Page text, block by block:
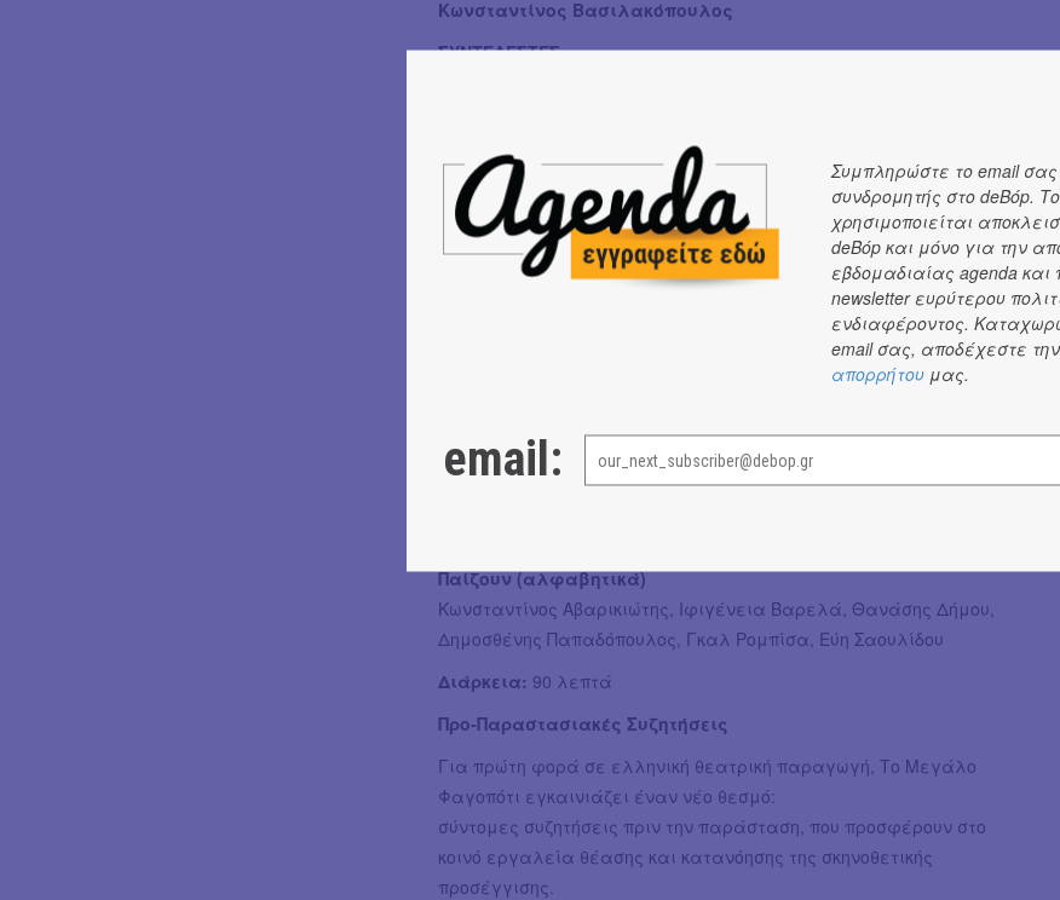
Κωνσταντίνος Βασιλακόπουλος
ΣΥΝΤΕΛΕΣΤΕΣ
Σκηνογραφία: Geurt Holdijk - House of Architects
Μουσική: Μιχάλης Παρασκάκης
Χορογραφία: Ερμής Μαλκότσης
Σχεδιασμός Φωτισμών: Βασίλης Αποστολάτος
Κοστούμια: Κωνσταντίνος Βασιλακόπουλος
Υπεύθυνη Επικοινωνίας: Ευαγγελία Σκρομπόλα
Κατασκευή Σκηνικού: Σπύρος Δουκέρης
Περούκες: Θωμάς Γαλαζούλας
Παίζουν (αλφαβητικά)
Κωνσταντίνος Αβαρικιώτης, Ιφιγένεια Βαρελά, Θανάσης Δήμου,
Δημοσθένης Παπαδόπουλος, Γκαλ Ρομπίσα, Εύη Σαουλίδου
Διάρκεια: 90 λεπτά
Προ-Παραστασιακές Συζητήσεις
Για πρώτη φορά σε ελληνική θεατρική παραγωγή, Το Μεγάλο
Φαγοπότι εγκαινιάζει έναν νέο θεσμό:
σύντομες συζητήσεις πριν την παράσταση, που προσφέρουν στο
κοινό εργαλεία θέασης και κατανόησης της σκηνοθετικής
προσέγγισης.
Συμπληρώστε το email
συνδρομητής στο deBόp.
χρησιμοποιείται
deBόp και μόνο για την
εβδομαδιαίας agenda και
newsletter ευρύτερου
ενδιαφέροντος.
email σας, αποδέχεστε την
απορρήτου μας.
email: